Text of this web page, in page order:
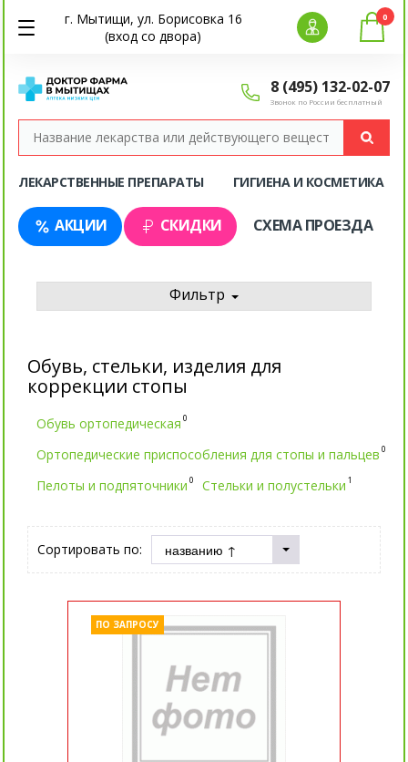
г. Мытищи, ул. Борисовка 16
(вход со двора)
8 (495) 132-02-07
Звонок по России бесплатный
0
ЛЕКАРСТВЕННЫЕ ПРЕПАРАТЫ ГИГИЕНА И КОСМЕТИКА
АКЦИИ СКИДКИ СХЕМА ПРОЕЗДА
Фильтр
Обувь, стельки, изделия для
коррекции стопы
Обувь ортопедическая 0
Ортопедические приспособления для стопы и пальцев 0
Пелоты и подпяточники 0 Стельки и полустельки 1
Сортировать по:
ПО ЗАПРОСУ